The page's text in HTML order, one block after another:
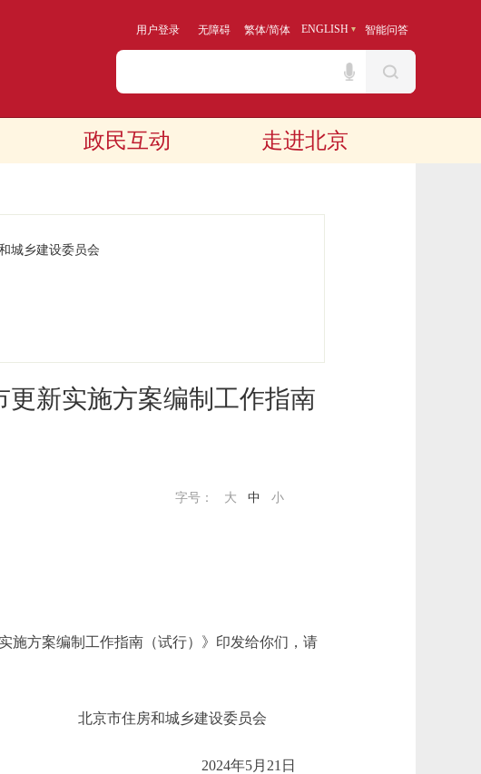
用户登录 无障碍 繁体/简体 ENGLISH 智能问答
政民互动 走进北京
城乡建设委员会
新实施方案编制工作指南
字号： 大 中 小
方案编制工作指南（试行）》印发给你们，请
北京市住房和城乡建设委员会
2024年5月21日